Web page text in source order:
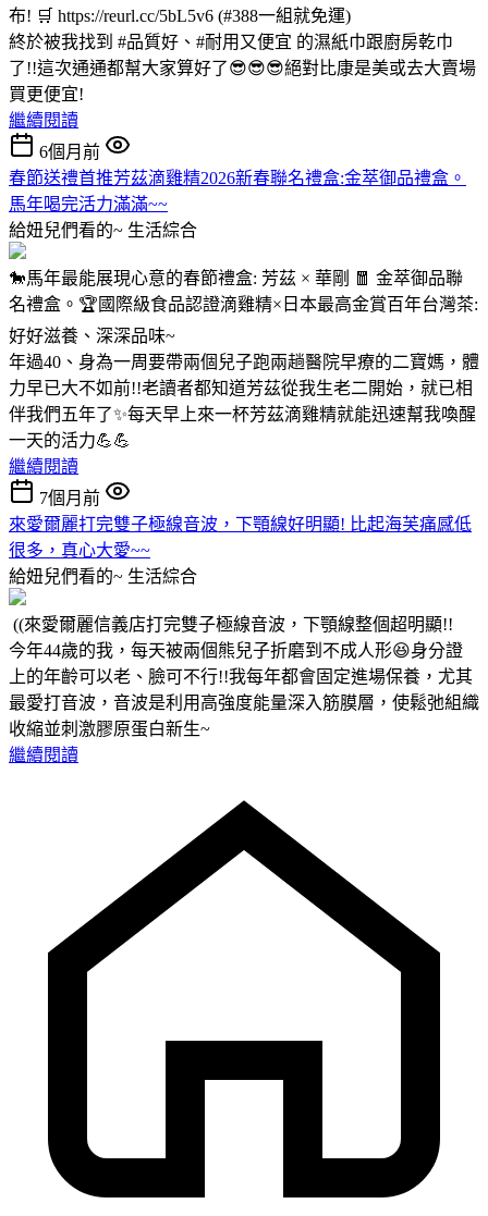
布! 🛒 https://reurl.cc/5bL5v6 (#388一組就免運)
終於被我找到 #品質好、#耐用又便宜 的濕紙巾跟廚房乾巾
了!!這次通通都幫大家算好了😎😎😎絕對比康是美或去大賣場
買更便宜!
繼續閱讀
6個月前
春節送禮首推芳茲滴雞精2026新春聯名禮盒:金萃御品禮盒。
馬年喝完活力滿滿~~
給妞兒們看的~ 生活綜合
🐎馬年最能展現心意的春節禮盒: 芳茲 × 華剛 🧧 金萃御品聯
名禮盒。🏆國際級食品認證滴雞精×日本最高金賞百年台灣茶:
好好滋養、深深品味~
年過40、身為一周要帶兩個兒子跑兩趟醫院早療的二寶媽，體
力早已大不如前!!老讀者都知道芳茲從我生老二開始，就已相
伴我們五年了✨每天早上來一杯芳茲滴雞精就能迅速幫我喚醒
一天的活力💪💪
繼續閱讀
7個月前
來愛爾麗打完雙子極線音波，下顎線好明顯! 比起海芙痛感低
很多，真心大愛~~
給妞兒們看的~ 生活綜合
((來愛爾麗信義店打完雙子極線音波，下顎線整個超明顯!!
今年44歲的我，每天被兩個熊兒子折磨到不成人形😆身分證
上的年齡可以老、臉可不行!!我每年都會固定進場保養，尤其
最愛打音波，音波是利用高強度能量深入筋膜層，使鬆弛組織
收縮並刺激膠原蛋白新生~
繼續閱讀